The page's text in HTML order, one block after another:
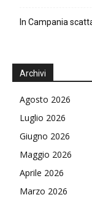
In Campania
Archivi
Agosto 2026
Luglio 2026
Giugno 2026
Maggio 2026
Aprile 2026
Marzo 2026